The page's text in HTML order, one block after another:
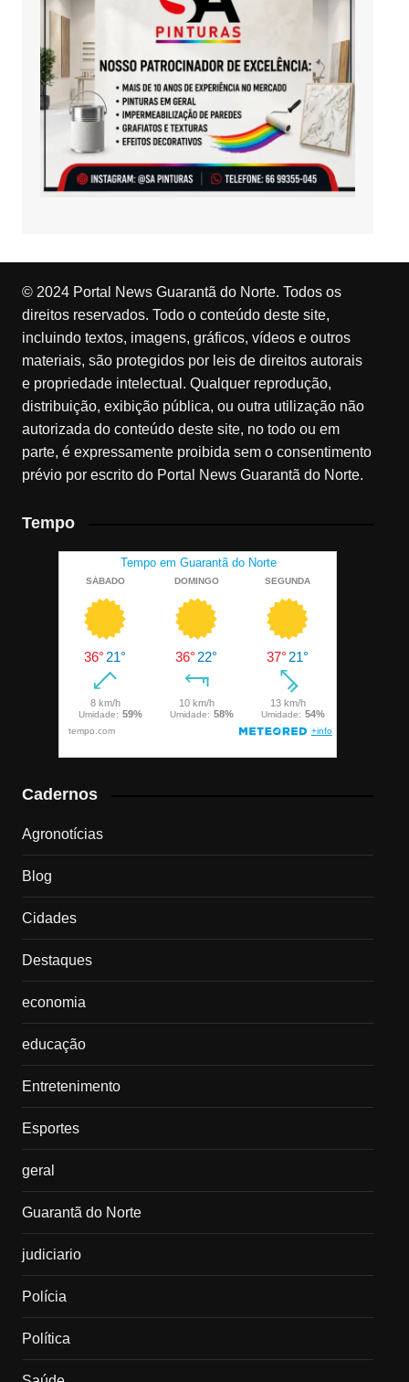
© 2024 Portal News Guarantã do Norte. Todos os
direitos reservados. Todo o conteúdo deste site,
incluindo textos, imagens, gráficos, vídeos e outros
materiais, são protegidos por leis de direitos autorais
e propriedade intelectual. Qualquer reprodução,
distribuição, exibição pública, ou outra utilização não
autorizada do conteúdo deste site, no todo ou em
parte, é expressamente proibida sem o consentimento
prévio por escrito do Portal News Guarantã do Norte.
Tempo
Cadernos
Agronotícias
Blog
Cidades
Destaques
economia
educação
Entretenimento
Esportes
geral
Guarantã do Norte
judiciario
Polícia
Política